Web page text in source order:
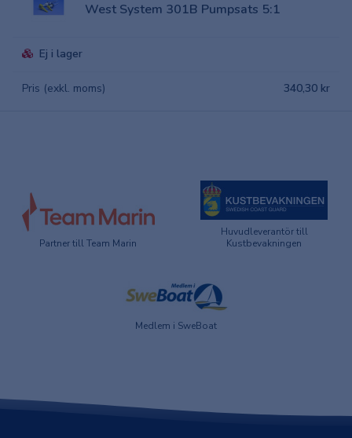
West System 301B Pumpsats 5:1
Ej i lager
Pris (exkl. moms) 340,30 kr
Partner till Team Marin
Huvudleverantör till
Kustbevakningen
Medlem i SweBoat